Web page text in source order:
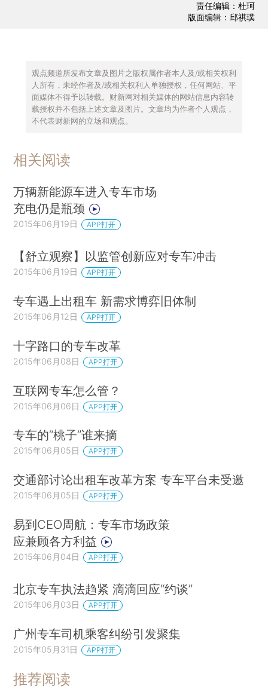
责任编辑：杜珂
版面编辑：邱祺璞
观点频道所发布文章及图片之版权属作者本人及/或相关权利
人所有，未经作者及/或相关权利人单独授权，任何网站、平
面媒体不得予以转载。财新网对相关媒体的网站信息内容转
载授权并不包括上述文章及图片。文章均为作者个人观点，
不代表财新网的立场和观点。
相关阅读
万辆新能源车进入专车市场
充电仍是瓶颈
2015年06月19日 APP打开
【舒立观察】以监管创新应对专车冲击
2015年06月19日 APP打开
专车遇上出租车 新需求博弈旧体制
2015年06月12日 APP打开
十字路口的专车改革
2015年06月08日 APP打开
互联网专车怎么管？
2015年06月06日 APP打开
专车的“桃子”谁来摘
2015年06月05日 APP打开
交通部讨论出租车改革方案 专车平台未受邀
2015年06月05日 APP打开
易到CEO周航：专车市场政策
应兼顾各方利益
2015年06月04日 APP打开
北京专车执法趋紧 滴滴回应“约谈”
2015年06月03日 APP打开
广州专车司机乘客纠纷引发聚集
2015年05月31日 APP打开
推荐阅读